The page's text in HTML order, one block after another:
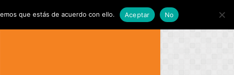
que estás de acuerdo con ello. Aceptar No